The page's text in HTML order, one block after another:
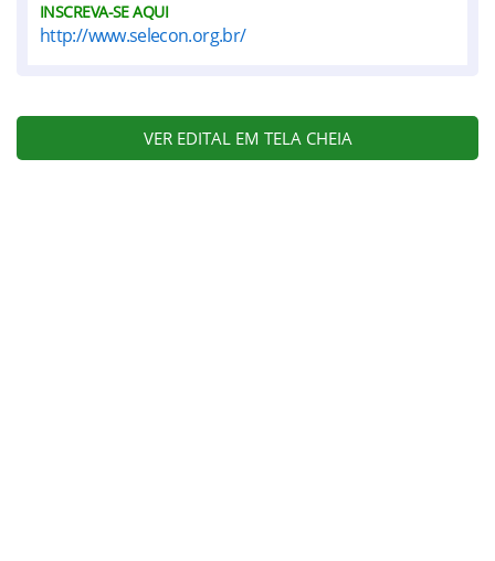
INSCREVA-SE AQUI
http://www.selecon.org.br/
VER EDITAL EM TELA CHEIA